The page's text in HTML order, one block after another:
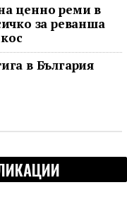
ценно реми в
за реванша
в България